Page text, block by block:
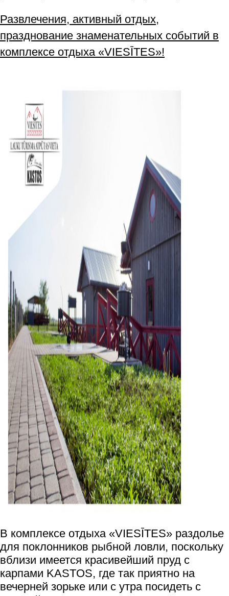
Развлечения, активный отдых,
празднование знаменательных событий в
комплексе отдыха «VIESĪTES»!
В комплексе отдыха «VIESĪTES» раздолье
для поклонников рыбной ловли, поскольку
вблизи имеется красивейший пруд с
карпами KASTOS, где так приятно на
вечерней зорьке или с утра посидеть с